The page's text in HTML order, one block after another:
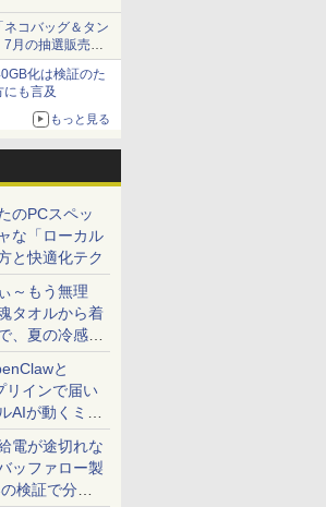
コバッグ＆タン
月の抽選販売の
化は検証のた
も言及
もっと見る
のPCスペッ
な「ローカル
と快適化テク
～もう無理
タオルから着
、夏の冷感グ
と
リインで届い
AIが動くミニ
」
電が途切れな
ッファロー製
検証で分か